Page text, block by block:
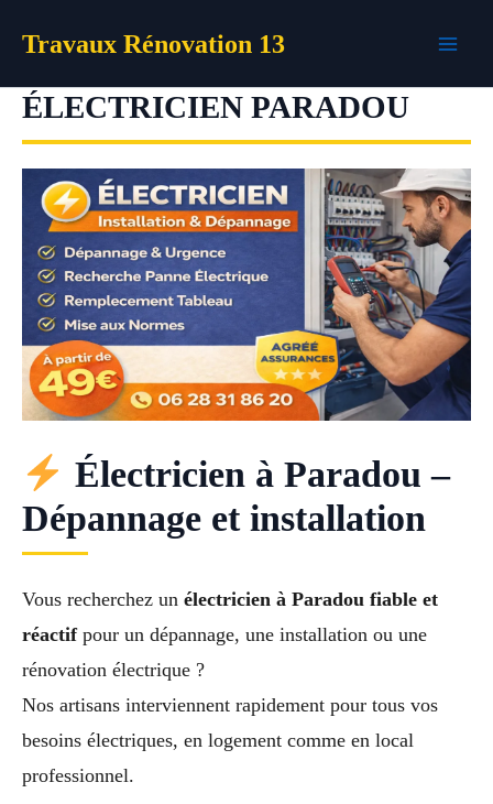
Travaux Rénovation 13
ÉLECTRICIEN PARADOU
Électricien à Paradou –
Dépannage et installation
Vous recherchez un électricien à Paradou fiable et
réactifpour un dépannage, une installation ou une
rénovation électrique ?
Nos artisans interviennent rapidement pour tous vos
besoins électriques, en logement comme en local
professionnel.